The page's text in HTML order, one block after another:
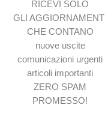
RICEVI SOLO
GLI AGGIORNAMENTI
CHE CONTANO
nuove uscite
comunicazioni urgenti
articoli importanti
ZERO SPAM
PROMESSO!